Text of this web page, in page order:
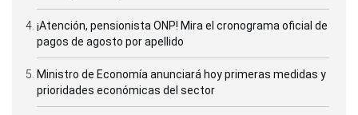
¡Atención, pensionista ONP! Mira el cronograma oficial de
pagos de agosto por apellido
Ministro de Economía anunciará hoy primeras medidas y
prioridades económicas del sector